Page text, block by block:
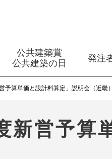
公共建築賞
公共建築の日
発注
予算単価と設計料算定」説明会（近畿
新営予算